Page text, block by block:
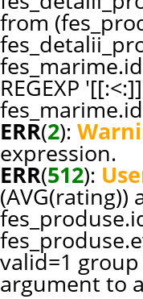
from
REGEXP
ERR(2):
expression.
ERR(512):
valid=1
argument to